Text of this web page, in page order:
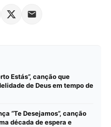
Estás”, canção que
de Deus em tempo de
“Te Desejamos”, canção
década de espera e